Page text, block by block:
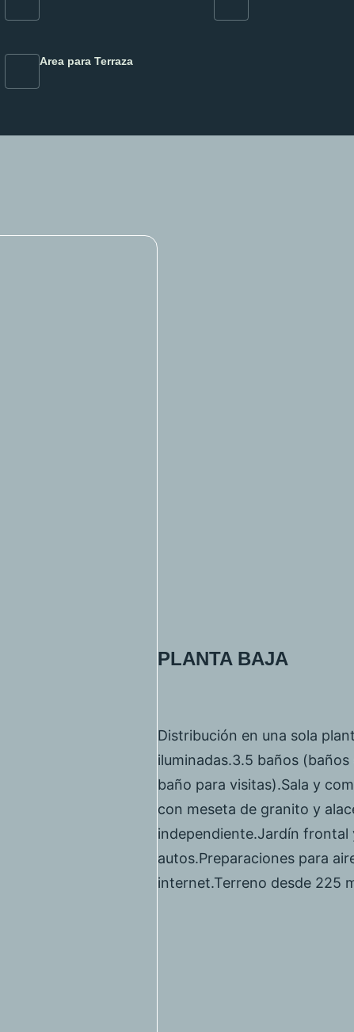
Area para Terraza
PLANTA BAJA
Distribución en una sola
iluminadas.3.5 baños
baño para visitas).Sala y
con meseta de granito y
independiente.Jardín
autos.Preparaciones para
internet.Terreno desde 225